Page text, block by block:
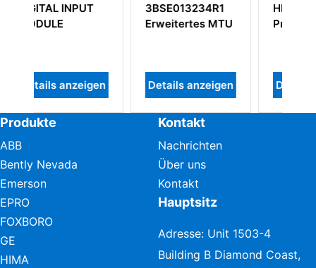
MTU
anzeigen
HESG324442R13
Prozessoreinheit
Details anzeigen
LWN2660-6E
Details
Produkte
ABB
Bently Nevada
Emerson
EPRO
FOXBORO
GE
HIMA
Kontakt
Nachrichten
Über uns
Kontakt
Hauptsitz
Adresse: Unit 1503-4
Building B Diamond Coast,